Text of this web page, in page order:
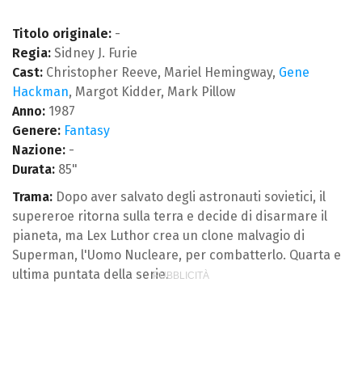
Titolo originale: -
Regia: Sidney J. Furie
Cast: Christopher Reeve, Mariel Hemingway, Gene
Hackman, Margot Kidder, Mark Pillow
Anno: 1987
Genere: Fantasy
Nazione: -
Durata: 85"
Trama: Dopo aver salvato degli astronauti sovietici, il
supereroe ritorna sulla terra e decide di disarmare il
pianeta, ma Lex Luthor crea un clone malvagio di
Superman, l'Uomo Nucleare, per combatterlo. Quarta e
ultima puntata della serie.